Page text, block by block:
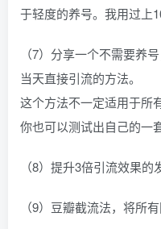
于轻度的养号。我用过上
（7）分享一个不需要养
当天直接引流的方法。
这个方法不一定适用于所
你也可以测试出自己的一
（8）提升3倍引流效果的
（9）豆瓣截流法，将